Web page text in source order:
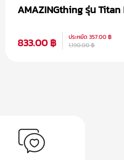
AMAZINGthing รุ่น Titan
833.00 ฿
ประหยัด 357.00 ฿
1,190.00 ฿